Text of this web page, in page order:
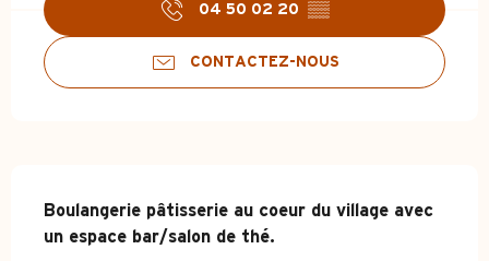
04 50 02 20 ▒▒
CONTACTEZ-NOUS
Description
Boulangerie pâtisserie au coeur du village avec
un espace bar/salon de thé.